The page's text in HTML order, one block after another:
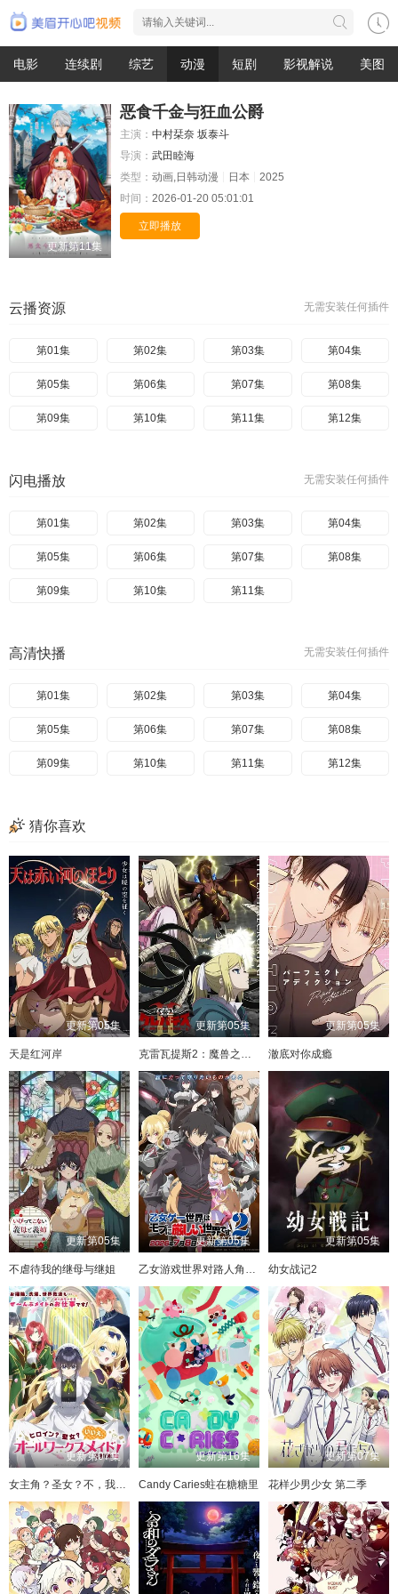
电影 连续剧 综艺 动漫 短剧 影视解说 美图
更新第11集
恶食千金与狂血公爵
主演： 中村栞奈 坂泰斗
导演： 武田睦海
类型： 动画,日韩动漫 日本
2025
时间： 2026-01-20 05:01:01
立即播放
无需安装任何插件
云播资源
第01集 第02集 第03集 第04集
第05集 第06集 第07集 第08集
第09集 第10集 第11集 第12集
无需安装任何插件
闪电播放
第01集 第02集 第03集 第04集
第05集 第06集 第07集 第08集
第09集 第10集 第11集
无需安装任何插件
高清快播
第01集 第02集 第03集 第04集
第05集 第06集 第07集 第08集
第09集 第10集 第11集 第12集
猜你喜欢
更新第05集
天是红河岸
更新第05集
克雷瓦提斯2：魔兽之王与虚伪的勇者传承
更新第05集
澈底对你成瘾
更新第05集
不虐待我的继母与继姐
更新第05集
乙女游戏世界对路人角色很不友好 第二季
更新第05集
幼女战记2
更新第07集
女主角？圣女？不，我是杂役女仆（自豪）
更新第16集
Candy Caries蛀在糖糖里
更新第07集
花样少男少女 第二季